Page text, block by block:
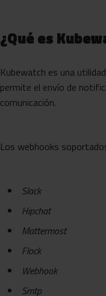
¿Qué es
Kubewatch es una
permite el envío de
comunicación.
Los webhooks
Slack
Hipchat
Mattermost
Flock
Webhook
Smtp